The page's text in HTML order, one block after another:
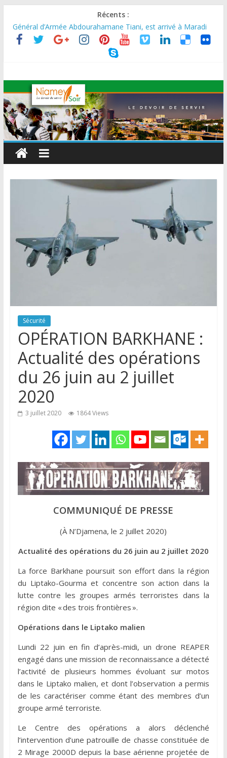
Récents :
MARADI : Le Président de la République, Chef de l’État, S.E le
Général d’Armée Abdourahamane Tiani, est arrivé à Maradi
pour la célébration de la 3ᵉ édition de la Journée Nationale de
FINANCEMENT DE 80 MILLIONS D’EUROS POUR
RENFORCER LES CHAÎNES DE VALEUR ALIMENTAIRES,
ÉNERGÉTIQUES ET AGRICOLES EN AFRIQUE DE L’OUEST
SEMAINE DU KAWAR 2026: Le Ministre de l’Intérieur, le
Général de Division Mohamed TOUMBA a reçu en audience
son homologue du Burkina Faso et délégation du Kawar.
BANQUE MONDIALE : L’IA offre un levier vital aux économies
en développement en panne de croissance (Communiqué)
ministres en charge de l’Environnement du Burkina Faso et du
Sécurité
OPÉRATION BARKHANE :
Actualité des opérations
du 26 juin au 2 juillet
2020
3 juillet 2020 1864 Views
COMMUNIQUÉ DE PRESSE
(À N’Djamena, le 2 juillet 2020)
Actualité des opérations du 26 juin au 2 juillet 2020
La force Barkhane poursuit son effort dans la région
du Liptako-Gourma et concentre son action dans la
lutte contre les groupes armés terroristes dans la
région dite « des trois frontières ».
Opérations dans le Liptako malien
Lundi 22 juin en fin d’après-midi, un drone REAPER
engagé dans une mission de reconnaissance a détecté
l’activité de plusieurs hommes évoluant sur motos
dans le Liptako malien, et dont l’observation a permis
de les caractériser comme étant des membres d’un
groupe armé terroriste.
Le Centre des opérations a alors déclenché
l’intervention d’une patrouille de chasse constituée de
2 Mirage 2000D depuis la base aérienne projetée de